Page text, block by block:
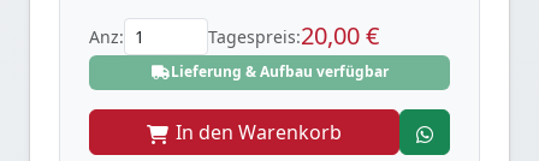
Anz: Tagespreis:20,00 €
Lieferung & Aufbau verfügbar
In den Warenkorb